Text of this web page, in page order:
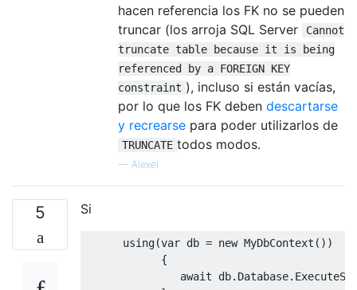
hacen referencia los FK no se pueden
truncar (los arroja SQL Server
Cannot
truncate table because it is being
referenced by a FOREIGN KEY
constraint ), incluso si están vacías,
por lo que los FK deben descartarse
y recrearse para poder utilizarlos de
TRUNCATE todos modos.
— Alexei
5 Si
using(var db = new MyDbContext ())
{
await db. Database.